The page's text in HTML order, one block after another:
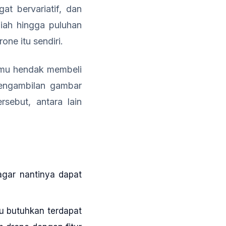
bervariatif, dan
hingga puluhan
itu sendiri.
hendak membeli
gambar
antara lain
nantinya dapat
butuhkan terdapat